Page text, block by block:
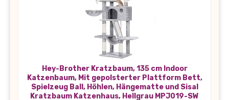
Hey-Brother Kratzbaum, 135 cm Indoor
Katzenbaum, Mit gepolsterter Plattform Bett,
Spielzeug Ball, Höhlen, Hängematte und Sisal
Kratzbaum Katzenhaus, Hellgrau MPJ019-SW